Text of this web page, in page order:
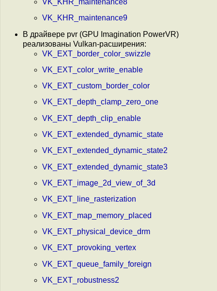
VK_KHR_maintenance9
В драйвере pvr (GPU Imagination PowerVR)
реализованы Vulkan-расширения:
VK_EXT_border_color_swizzle
VK_EXT_color_write_enable
VK_EXT_custom_border_color
VK_EXT_depth_clamp_zero_one
VK_EXT_depth_clip_enable
VK_EXT_extended_dynamic_state
VK_EXT_extended_dynamic_state2
VK_EXT_extended_dynamic_state3
VK_EXT_image_2d_view_of_3d
VK_EXT_line_rasterization
VK_EXT_map_memory_placed
VK_EXT_physical_device_drm
VK_EXT_provoking_vertex
VK_EXT_queue_family_foreign
VK_EXT_robustness2